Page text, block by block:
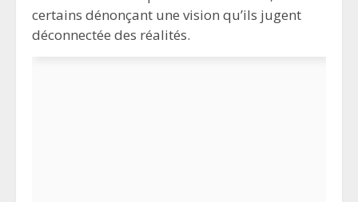
certains dénonçant une vision qu’ils jugent
déconnectée des réalités.